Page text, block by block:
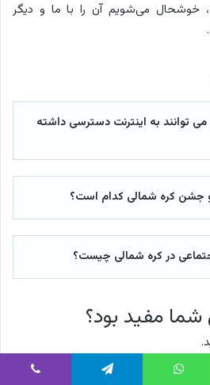
خوشحال می‌شویم آن را با ما و دیگر
می توانند به اینترنت دسترسی داشته
جشن کره شمالی کدام است؟
در کره شمالی چیست؟
شما مفید بود؟